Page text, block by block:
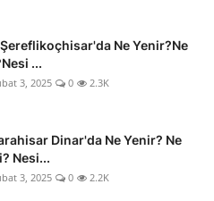
Ne Yenir?Ne
...
3, 2025 0 2.3K
Dinar'da Ne Yenir? Ne
Nesi...
3, 2025 0 2.2K